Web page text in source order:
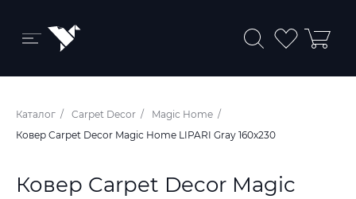
Бренды и коллекции
Ковры
Каталог Carpet Decor
Magic Home
Ковер Carpet Decor Magic Home LIPARI Gray 160х230
Ковер Carpet Decor Magic